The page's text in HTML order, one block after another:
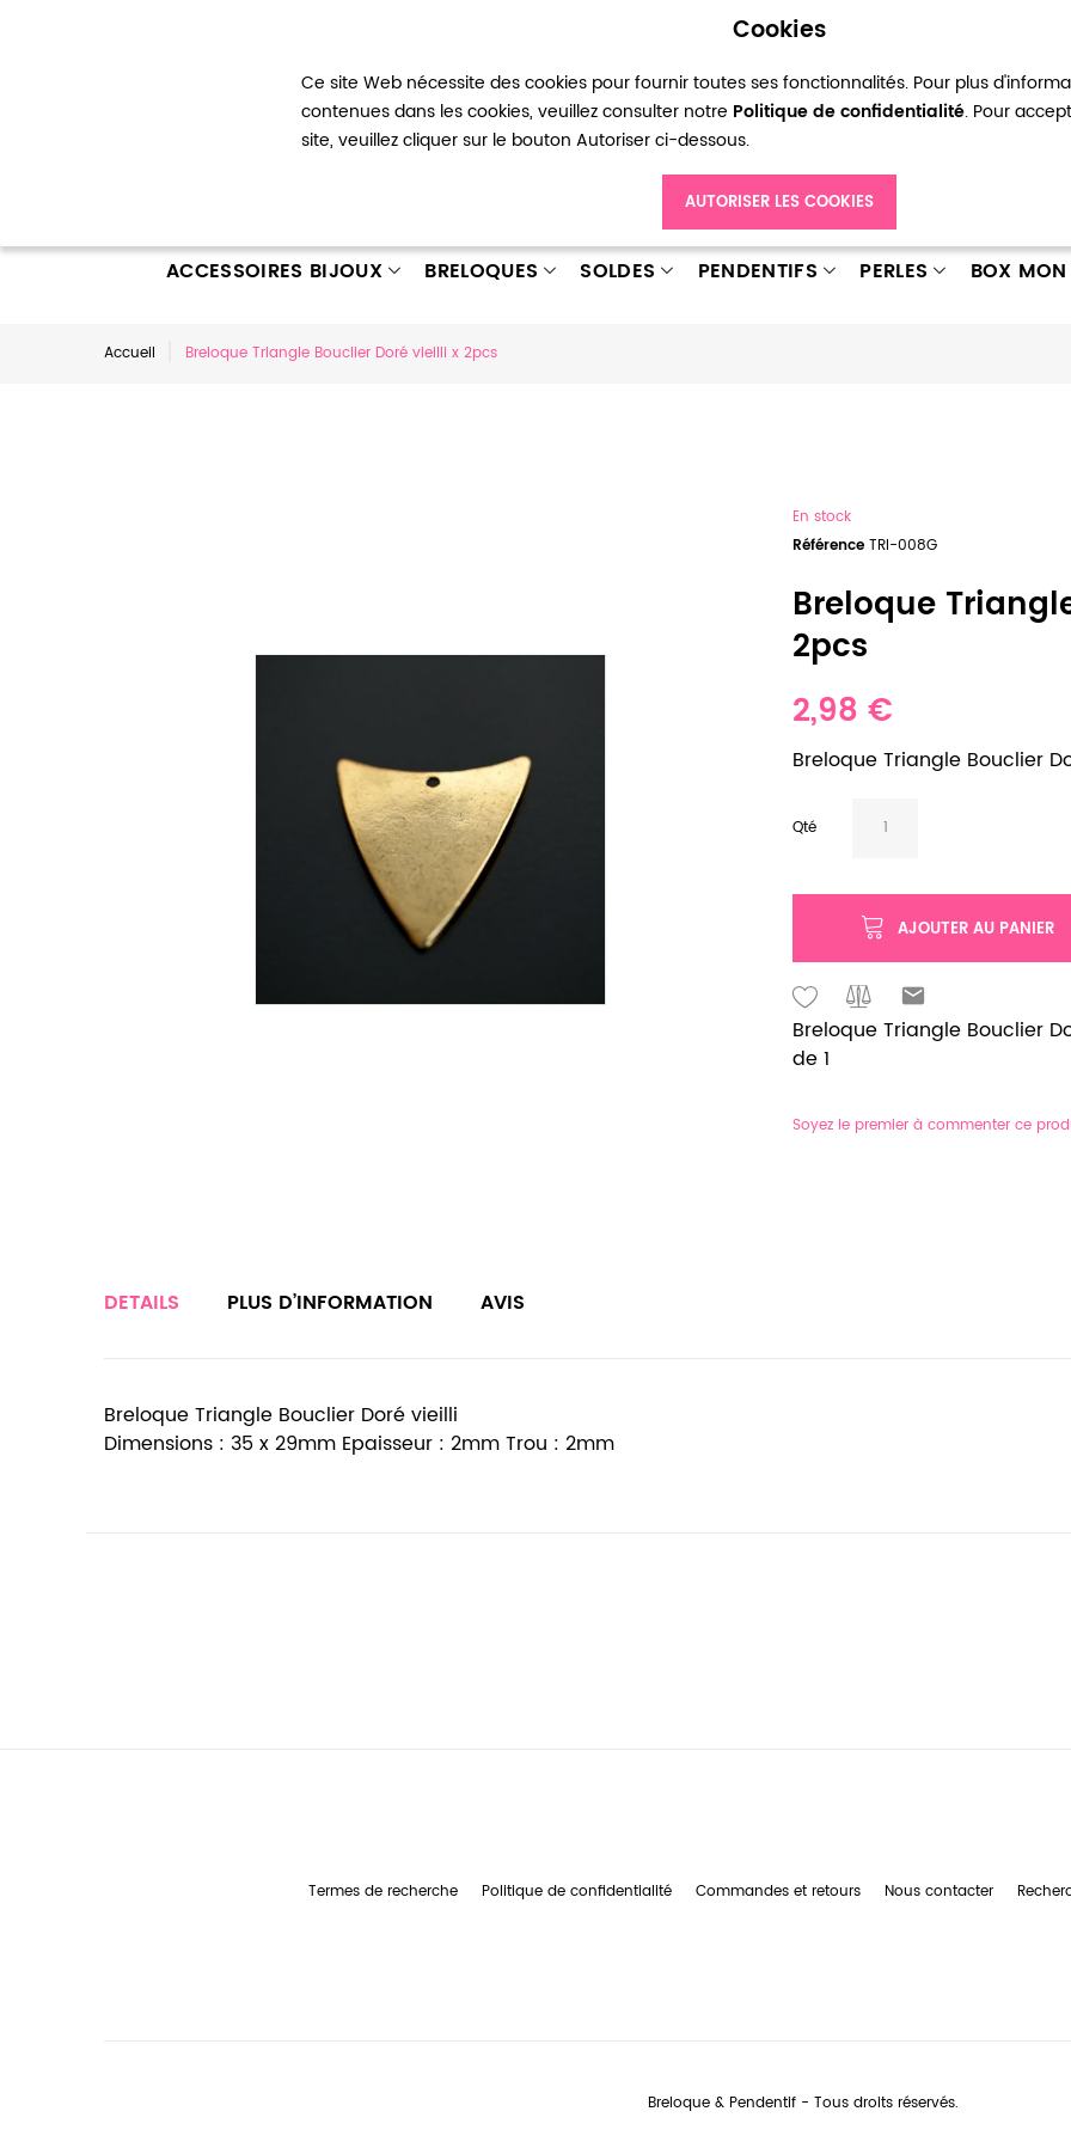
Cookies
Ce site Web nécessite des cookies pour fournir toutes ses fonctionnalités. Pour plus
contenues dans les cookies, veuillez consulter notre Politique de confidentialité. Pour
site, veuillez cliquer sur le bouton Autoriser ci-dessous.
AUTORISER LES COOKIES
Mon compte Ma liste d’envies Connexion
ACCESSOIRES BIJOUX BRELOQUES SOLDES PENDENTIFS PERLES BOX
Accueil Breloque Triangle Bouclier Doré vieilli x 2pcs
En stock
Référence TRI-008G
Breloque
2pcs
2,98 €
Breloque Triangle Bouclier
Qté
AJOUTER AU PANIER
Breloque Triangle Bouclier
de 1
Soyez le premier à commenter ce
DETAILS
Breloque Triangle Bouclier Doré vieilli
Dimensions : 35 x 29mm Epaisseur : 2mm Trou : 2mm
PLUS D’INFORMATION AVIS
Termes de recherche Politique de confidentialité Commandes et retours Nous contacter
Breloque & Pendentif - Tous droits réservés.